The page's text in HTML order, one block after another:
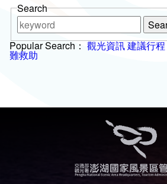
当サイトについて
サイトマップ
Search
Please
enter
key
words
Popular Search：觀光資訊建議行程
難救助